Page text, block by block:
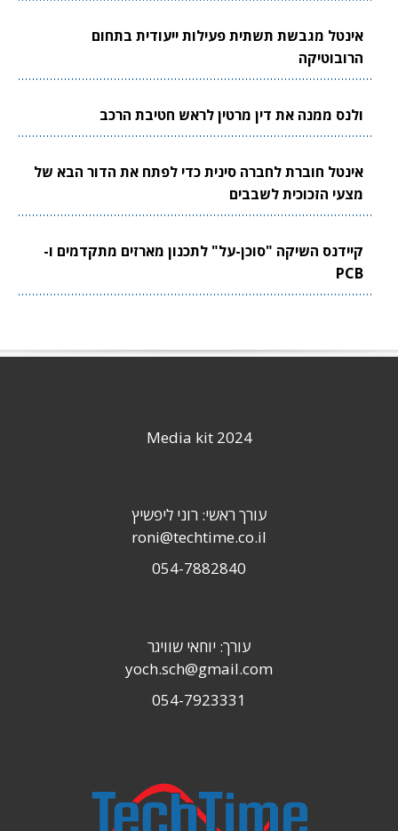
אינטל מגבשת תשתית פעילות ייעודית בתחום
הרובוטיקה
ולנס ממנה את דין מרטין לראש חטיבת הרכב
אינטל חוברת לחברה סינית כדי לפתח את הדור הבא של
מצעי הזכוכית לשבבים
קיידנס השיקה "סוכן-על" לתכנון מארזים מתקדמים ו-
PCB
Media kit 2024
עורך ראשי: רוני ליפשיץ
roni@techtime.co.il
054-7882840
עורך: יוחאי שוויגר
yoch.sch@gmail.com
054-7923331